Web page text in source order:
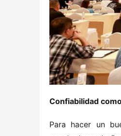
Confiabilidad
Para hacer un